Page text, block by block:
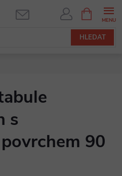
HLEDAT
NÁKUPNÍ
KOŠÍK
s
90